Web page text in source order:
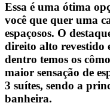
Essa é uma ótima
você que quer uma
espaçosos. O
direito alto revestido
dentro temos os
maior sensação de
3 suítes, sendo a
banheira.